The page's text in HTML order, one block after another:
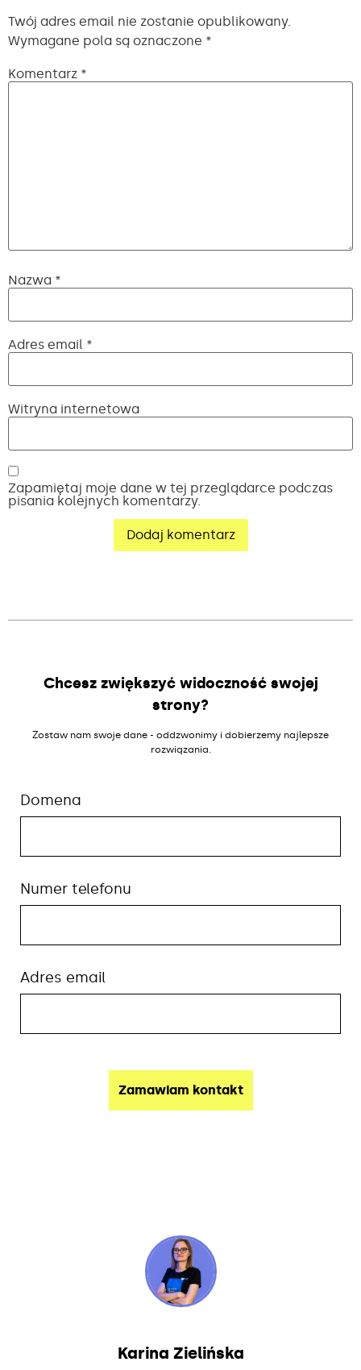
Twój adres email nie zostanie opublikowany.
Wymagane pola są oznaczone *
Komentarz *
Nazwa *
Adres email *
Witryna internetowa
Zapamiętaj moje dane w tej przeglądarce podczas
pisania kolejnych komentarzy.
Chcesz zwiększyć widoczność swojej
strony?
Zostaw nam swoje dane - oddzwonimy i dobierzemy najlepsze
rozwiązania.
Domena
Numer telefonu
Adres email
Karina Zielińska